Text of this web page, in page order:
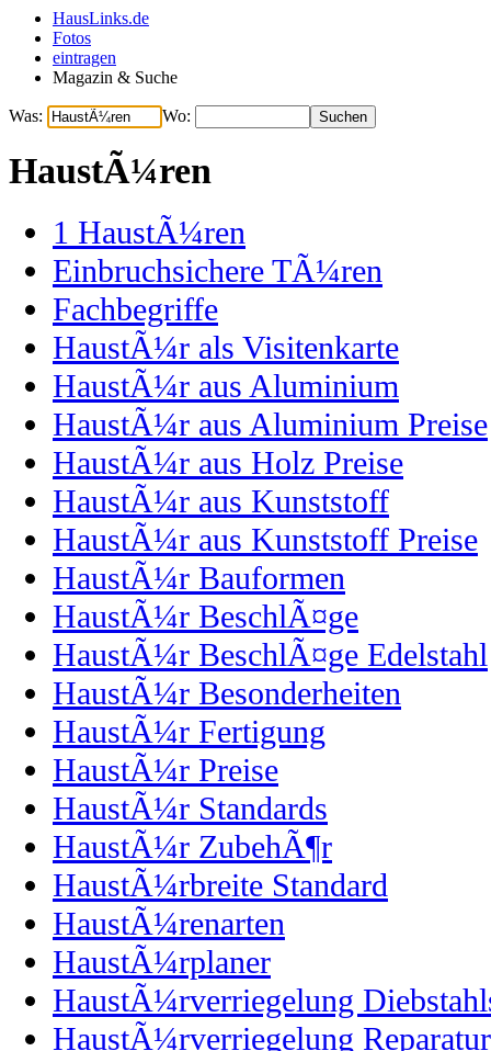
HausLinks.de
Fotos
eintragen
Magazin & Suche
Was: Wo:
HaustÃ¼ren
1 HaustÃ¼ren
Einbruchsichere TÃ¼ren
Fachbegriffe
HaustÃ¼r als Visitenkarte
HaustÃ¼r aus Aluminium
HaustÃ¼r aus Aluminium Preise
HaustÃ¼r aus Holz Preise
HaustÃ¼r aus Kunststoff
HaustÃ¼r aus Kunststoff Preise
HaustÃ¼r Bauformen
HaustÃ¼r BeschlÃ¤ge
HaustÃ¼r BeschlÃ¤ge Edelstahl
HaustÃ¼r Besonderheiten
HaustÃ¼r Fertigung
HaustÃ¼r Preise
HaustÃ¼r Standards
HaustÃ¼r ZubehÃ¶r
HaustÃ¼rbreite Standard
HaustÃ¼renarten
HaustÃ¼rplaner
HaustÃ¼rverriegelung
HaustÃ¼rverriegelung Reparatur